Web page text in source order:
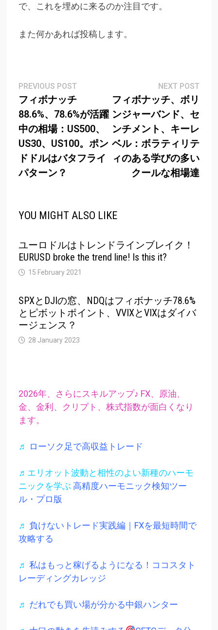
で、これを埋めに来るのか注目です。
また何かあれば投稿します。
Post
navigation
PREVIOUS POSTPrevious
post:
フィボナッチ
88.6%、78.6%が活躍
中の相場：US500、
US30、US100。ポン
ドドルはバタフライ
パターン？
NEXT POSTNext
フィボナッチ、ボリ
ンジャーバンド、セ
ンチメント、キーレ
ベル：ボラティリテ
ィのある学びの多い
クールな相場達
YOU MIGHT ALSO LIKE
ユーロドルはトレンドラインブレイク！
EURUSD broke the trend line! Is this it?
15 February 2021
SPXとDJIの窓、NDQはフィボナッチ78.6%
とピボットポイント、VVIXとVIXはダイバ
ージェンス？
28 January 2023
2026年、さらにスキルアップ♪ FX、原油、
金、金利、クリプト、株式指数が面白くなり
ます。
♬ ローソク足で高収益トレード
♬エリオット波動と相性のよい新種のハーモ
ニックを学ぶ 高精度ハーモニック検知ツー
ル・プロ版
♬ 負けないトレード実践編｜FXを最短時間で
攻略する
♬ 私はもっと稼げるようになる！ココスタト
レーディングカレッジ
♬ だれでも買い場が分かる中銀ハンター